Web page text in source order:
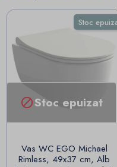
Stoc
Stoc epuizat
Vas WC EGO Michael
Rimless, 49x37 cm, Alb